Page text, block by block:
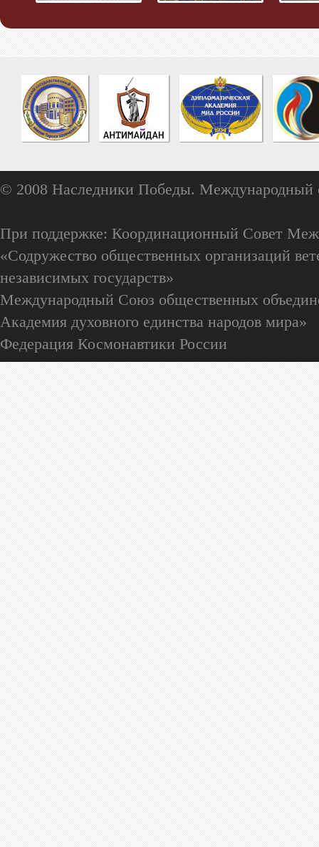
© 2008 Наследники Победы. Международный
При поддержке: Координационный Совет
«Содружество общественных организаций
независимых государств»
Международный Союз общественных
Академия духовного единства народов мира»
Федерация Космонавтики России